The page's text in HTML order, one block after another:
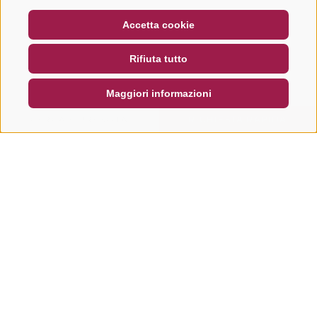
Accetta cookie
Rifiuta tutto
Maggiori informazioni
NEWSLETTER
SOCIAL WALL METEO